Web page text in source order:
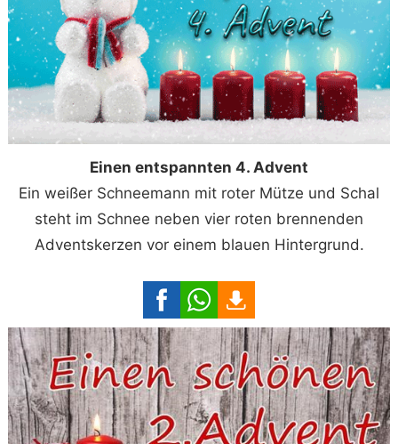
Einen entspannten 4. Advent
Ein weißer Schneemann mit roter Mütze und Schal
steht im Schnee neben vier roten brennenden
Adventskerzen vor einem blauen Hintergrund.